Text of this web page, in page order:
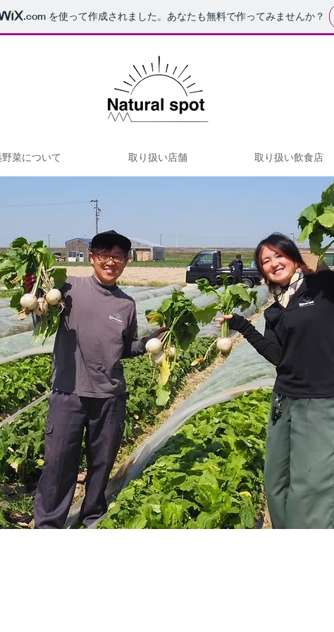
.com を使って作成されました。あなたも無料で作ってみませんか？
菜について 取り扱い店舗 取り扱い飲食店